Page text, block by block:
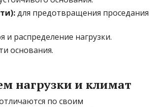
для предотвращения проседания
и распределение нагрузки.
основания.
нагрузки и климат
по своим